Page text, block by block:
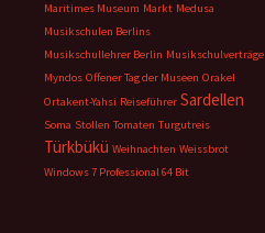
Maritimes Museum Markt Medusa
Musikschulen Berlins
Musikschullehrer Berlin Musikschulverträge
Myndos Offener Tag der Museen Orakel
Ortakent-Yahsi Reiseführer Sardellen
Soma Stollen Tomaten Turgutreis
Türkbükü Weihnachten Weissbrot
Windows 7 Professional 64 Bit